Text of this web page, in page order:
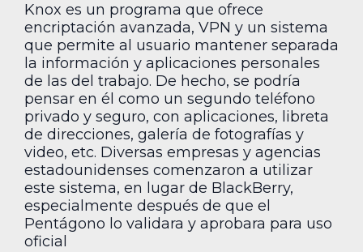
Knox es un programa que ofrece
encriptación avanzada, VPN y un sistema
que permite al usuario mantener separada
la información y aplicaciones personales
de las del trabajo. De hecho, se podría
pensar en él como un segundo teléfono
privado y seguro, con aplicaciones, libreta
de direcciones, galería de fotografías y
video, etc. Diversas empresas y agencias
estadounidenses comenzaron a utilizar
este sistema, en lugar de BlackBerry,
especialmente después de que el
Pentágono lo validara y aprobara para uso
oficial